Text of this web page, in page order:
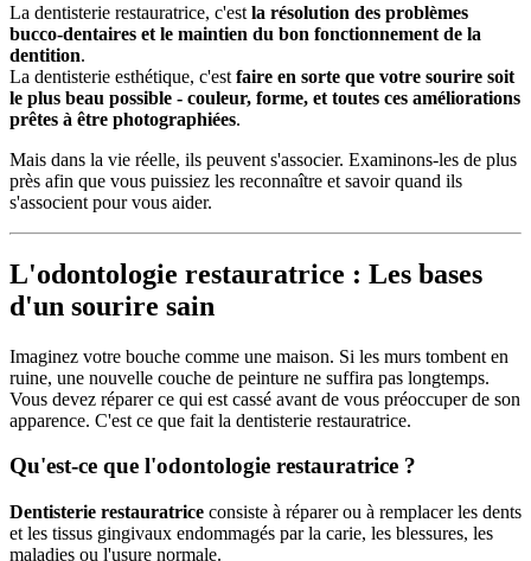
La dentisterie restauratrice, c'est la résolution des problèmes
bucco-dentaires et le maintien du bon fonctionnement de la
dentition.
La dentisterie esthétique, c'est faire en sorte que votre sourire soit
le plus beau possible - couleur, forme, et toutes ces améliorations
prêtes à être photographiées.
Mais dans la vie réelle, ils peuvent s'associer. Examinons-les de plus
près afin que vous puissiez les reconnaître et savoir quand ils
s'associent pour vous aider.
L'odontologie restauratrice : Les bases
d'un sourire sain
Imaginez votre bouche comme une maison. Si les murs tombent en
ruine, une nouvelle couche de peinture ne suffira pas longtemps.
Vous devez réparer ce qui est cassé avant de vous préoccuper de son
apparence. C'est ce que fait la dentisterie restauratrice.
Qu'est-ce que l'odontologie restauratrice ?
Dentisterie restauratrice consiste à réparer ou à remplacer les dents
et les tissus gingivaux endommagés par la carie, les blessures, les
maladies ou l'usure normale.